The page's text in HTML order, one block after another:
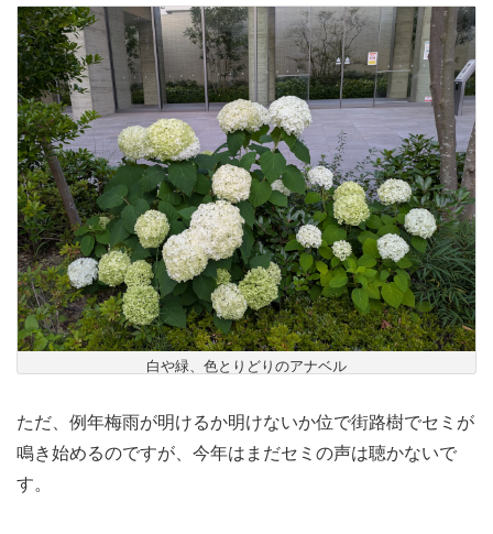
白や緑、色とりどりのアナベル
ただ、例年梅雨が明けるか明けないか位で街路樹でセミが
鳴き始めるのですが、今年はまだセミの声は聴かないで
す。